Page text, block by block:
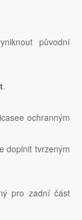
původní
.
ochranným
doplnit tvrzeným
pro zadní část